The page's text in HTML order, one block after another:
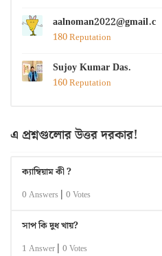
aalnoman2022@gmail.com
180 Reputation
Sujoy Kumar Das.
160 Reputation
এ প্রশ্নগুলোর উত্তর দরকার!
ক্যাম্বিয়াম কী ?
0 Answers | 0 Votes
সাপ কি দুধ খায়?
1 Answer | 0 Votes